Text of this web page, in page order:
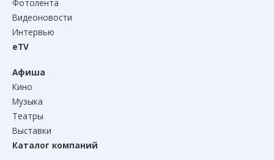
Фотолента
Видеоновости
Интервью
eTV
Афиша
Кино
Музыка
Театры
Выставки
Каталог компаний